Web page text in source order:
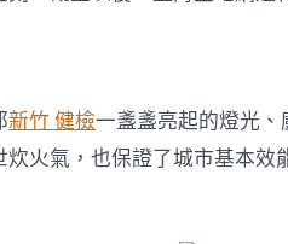
新竹 健檢一盞盞亮起的燈光、
火氣，也保證了城市基本效